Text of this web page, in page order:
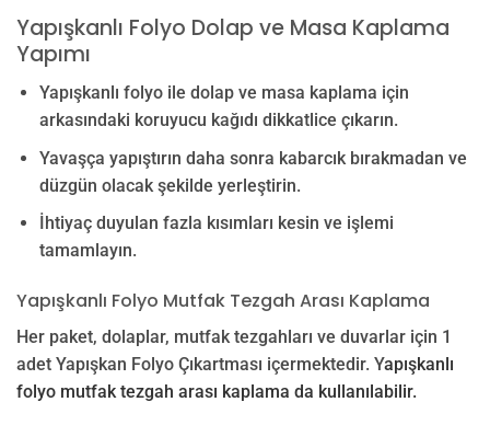
Yapışkanlı Folyo Dolap ve Masa Kaplama
Yapımı
Yapışkanlı folyo ile dolap ve masa kaplama için
arkasındaki koruyucu kağıdı dikkatlice çıkarın.
Yavaşça yapıştırın daha sonra kabarcık bırakmadan ve
düzgün olacak şekilde yerleştirin.
İhtiyaç duyulan fazla kısımları kesin ve işlemi
tamamlayın.
Yapışkanlı Folyo Mutfak Tezgah Arası Kaplama
Her paket, dolaplar, mutfak tezgahları ve duvarlar için 1
adet Yapışkan Folyo Çıkartması içermektedir. Yapışkanlı
folyo mutfak tezgah arası kaplama da kullanılabilir.